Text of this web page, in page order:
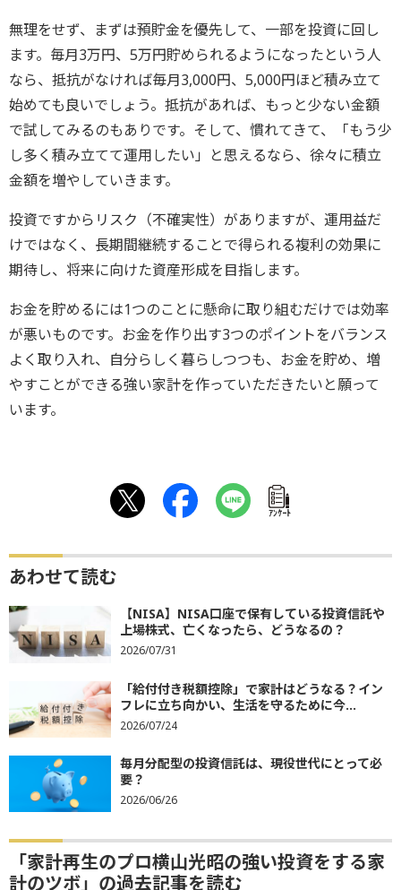
無理をせず、まずは預貯金を優先して、一部を投資に回し
ます。毎月3万円、5万円貯められるようになったという人
なら、抵抗がなければ毎月3,000円、5,000円ほど積み立て
始めても良いでしょう。抵抗があれば、もっと少ない金額
で試してみるのもありです。そして、慣れてきて、「もう少
し多く積み立てて運用したい」と思えるなら、徐々に積立
金額を増やしていきます。
投資ですからリスク（不確実性）がありますが、運用益だ
けではなく、長期間継続することで得られる複利の効果に
期待し、将来に向けた資産形成を目指します。
お金を貯めるには1つのことに懸命に取り組むだけでは効率
が悪いものです。お金を作り出す3つのポイントをバランス
よく取り入れ、自分らしく暮らしつつも、お金を貯め、増
やすことができる強い家計を作っていただきたいと願って
います。
ｱﾝｹｰﾄ
あわせて読む
【NISA】NISA口座で保有している投資信託や
上場株式、亡くなったら、どうなるの？
2026/07/31
「給付付き税額控除」で家計はどうなる？イン
フレに立ち向かい、生活を守るために今...
2026/07/24
毎月分配型の投資信託は、現役世代にとって必
要？
2026/06/26
「家計再生のプロ横山光昭の強い投資をする家
計のツボ」の過去記事を読む